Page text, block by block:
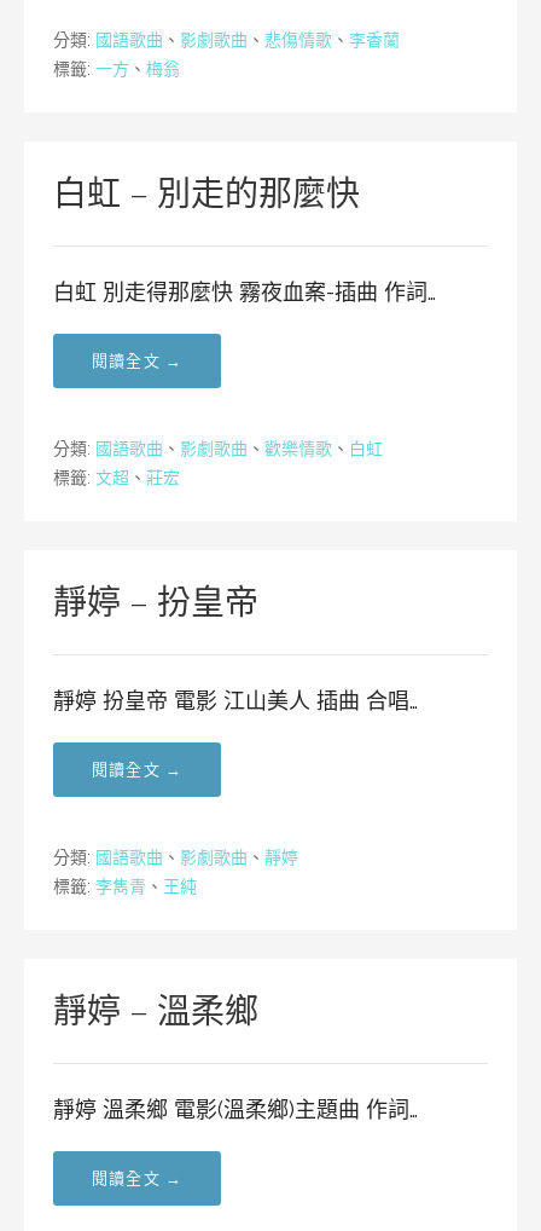
分類: 國語歌曲 、 影劇歌曲 、 悲傷情歌 、 李香蘭
標籤: 一方 、 梅翁
白虹 – 別走的那麼快
白虹 別走得那麼快 霧夜血案-插曲 作詞…
閱讀全文 →
分類: 國語歌曲 、 影劇歌曲 、 歡樂情歌 、 白虹
標籤: 文超 、 莊宏
靜婷 – 扮皇帝
靜婷 扮皇帝 電影 江山美人 插曲 合唱…
閱讀全文 →
分類: 國語歌曲 、 影劇歌曲 、 靜婷
標籤: 李雋青 、 王純
靜婷 – 溫柔鄉
靜婷 溫柔鄉 電影(溫柔鄉)主題曲 作詞…
閱讀全文 →